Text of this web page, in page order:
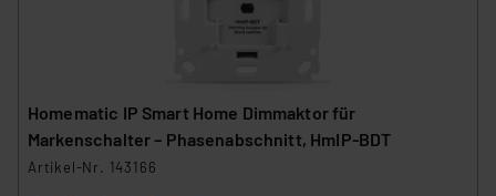
Homematic IP Smart Home Dimmaktor für
Markenschalter – Phasenabschnitt, HmIP-BDT
Artikel-Nr. 143166